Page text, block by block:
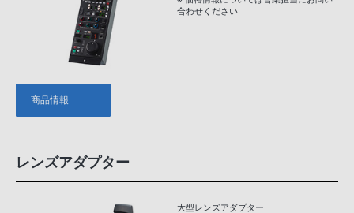
合わせください
商品情報
レンズアダプター
大型レンズアダプター